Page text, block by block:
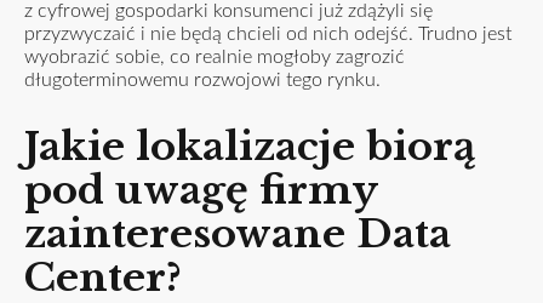
z cyfrowej gospodarki konsumenci już zdążyli się
przyzwyczaić i nie będą chcieli od nich odejść. Trudno jest
wyobrazić sobie, co realnie mogłoby zagrozić
długoterminowemu rozwojowi tego rynku.
Jakie lokalizacje biorą
pod uwagę firmy
zainteresowane Data
Center?